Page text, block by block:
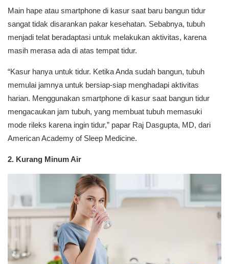
Main hape atau smartphone di kasur saat baru bangun tidur
sangat tidak disarankan pakar kesehatan. Sebabnya, tubuh
menjadi telat beradaptasi untuk melakukan aktivitas, karena
masih merasa ada di atas tempat tidur.
“Kasur hanya untuk tidur. Ketika Anda sudah bangun, tubuh
memulai jamnya untuk bersiap-siap menghadapi aktivitas
harian. Menggunakan smartphone di kasur saat bangun tidur
mengacaukan jam tubuh, yang membuat tubuh memasuki
mode rileks karena ingin tidur,” papar Raj Dasgupta, MD, dari
American Academy of Sleep Medicine.
2. Kurang Minum Air